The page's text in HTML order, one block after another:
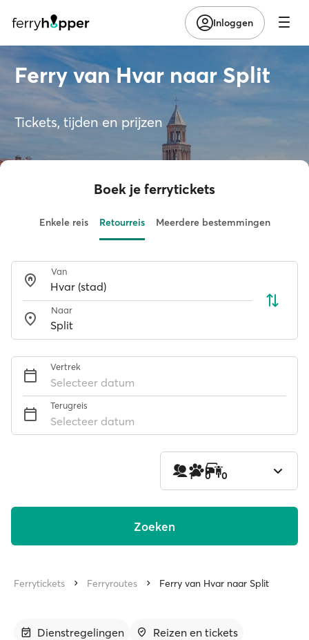
Inloggen
Ferry van Hvar naar Split
Tickets, tijden en prijzen
Boek je ferrytickets
Enkele reis Retourreis Meerdere bestemmingen
Van
Naar
Vertrek
Selecteer datum
Terugreis
Selecteer datum
1 0 0
Zoeken
Ferrytickets Ferryroutes Ferry van Hvar naar Split
Dienstregelingen
Reizen en tickets